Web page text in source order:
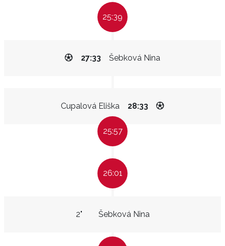
25:39
Šebková Nina
27:33
Cupalová Eliška 28:33
25:57
26:01
Šebková Nina
2"